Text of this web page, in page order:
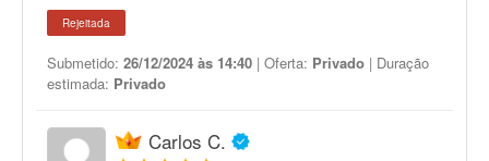
Rejeitada
Submetido: 26/12/2024 às 14:40 | Oferta: Privado | Duração
estimada: Privado
Carlos C.